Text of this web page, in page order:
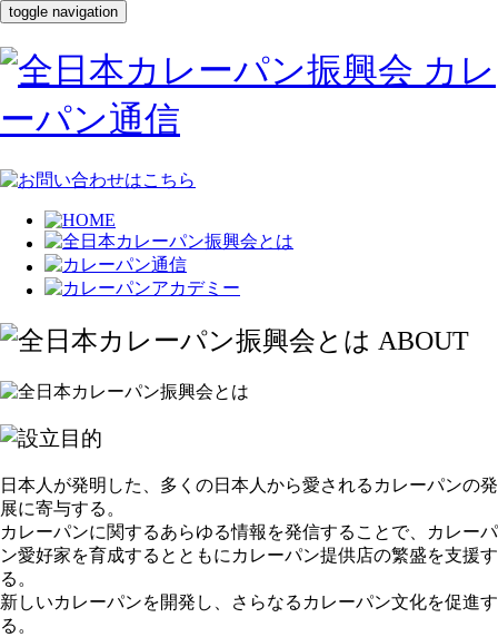
toggle navigation
日本人が発明した、多くの日本人から愛されるカレーパンの発
展に寄与する。
カレーパンに関するあらゆる情報を発信することで、カレーパ
ン愛好家を育成するとともにカレーパン提供店の繁盛を支援す
る。
新しいカレーパンを開発し、さらなるカレーパン文化を促進す
る。